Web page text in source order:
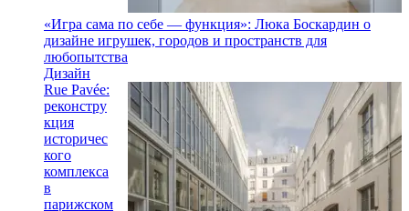
«Игра сама по себе — функция»: Люка Боскардин о
дизайне игрушек, городов и пространств для
любопытства
Дизайн
Rue Pavée:
реконстру
кция
историчес
кого
комплекса
в
парижском